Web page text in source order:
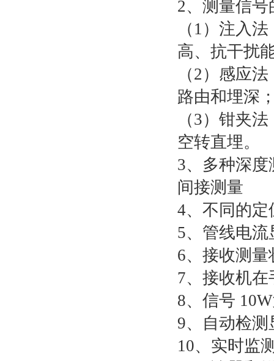
2、测量信
（1）注入
高、抗干扰
（2）感应
路由和埋深
（3）钳夹
空转直埋。
3、多种深
间接测量
4、不同的
5、管线电流
6、接收测
7、接收机
8、信号
9、自动检
10、实时监